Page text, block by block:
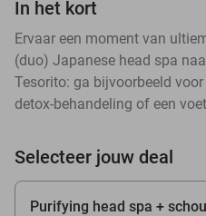
In het kort
Ervaar een moment van
(duo) Japanese head spa
Tesorito: ga bijvoorbeeld
detox-behandeling of een
Selecteer jouw deal
Purifying head spa +